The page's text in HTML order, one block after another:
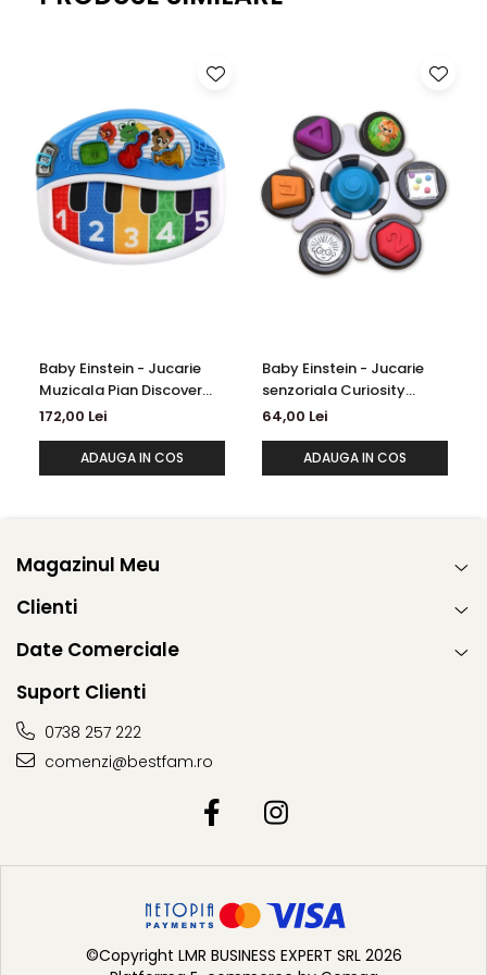
Baby Einstein - Jucarie
Muzicala Pian Discover
and Play
172,00 Lei
ADAUGA IN COS
Baby Einstein - Jucarie
senzoriala Curiosity
Clutch Twist & Pop Rattle
64,00 Lei
ADAUGA IN COS
Magazinul Meu
Clienti
Date Comerciale
Suport Clienti
0738 257 222
comenzi@bestfam.ro
©Copyright LMR BUSINESS EXPERT SRL 2026